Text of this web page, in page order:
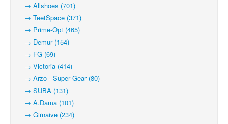
→ Allshoes (701)
→ TeetSpace (371)
→ Prime-Opt (465)
→ Demur (154)
→ FG (69)
→ Victoria (414)
→ Arzo - Super Gear (80)
→ SUBA (131)
→ A.Dama (101)
→ Girnaive (234)